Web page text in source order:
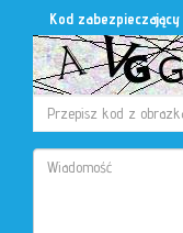
Kod zabezpieczający